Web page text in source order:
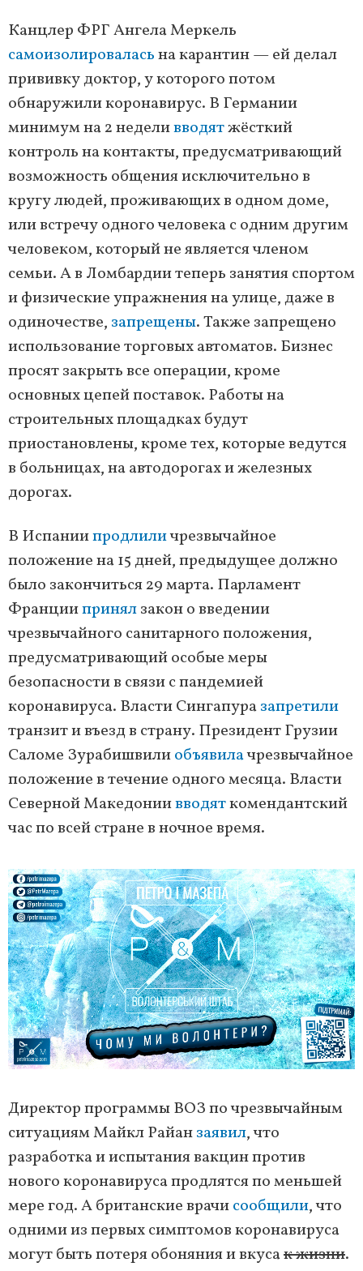
Канцлер ФРГ Ангела Меркель
самоизолироваласьна карантин — ей делал
прививку доктор, у которого потом
обнаружили коронавирус. В Германии
минимум на 2 неделивводятжёсткий
контроль на контакты, предусматривающий
возможность общения исключительно в
кругу людей, проживающих в одном доме,
или встречу одного человека с одним другим
человеком, который не является членом
семьи. А в Ломбардии теперь занятия спортом
и физические упражнения на улице, даже в
одиночестве, запрещены. Также запрещено
использование торговых автоматов. Бизнес
просят закрыть все операции, кроме
основных цепей поставок. Работы на
строительных площадках будут
приостановлены, кроме тех, которые ведутся
в больницах, на автодорогах и железных
дорогах.
В Испаниипродлиличрезвычайное
положение на 15 дней, предыдущее должно
было закончиться 29 марта. Парламент
Франциипринялзакон о введении
чрезвычайного санитарного положения,
предусматривающий особые меры
безопасности в связи с пандемией
коронавируса. Власти Сингапуразапретили
транзит и въезд в страну. Президент Грузии
Саломе Зурабишвилиобъявилачрезвычайное
положение в течение одного месяца. Власти
Северной Македониивводяткомендантский
час по всей стране в ночное время.
Директор программы ВОЗ по чрезвычайным
ситуациям Майкл Райанзаявил, что
разработка и испытания вакцин против
нового коронавируса продлятся по меньшей
мере год. А британские врачисообщили, что
одними из первых симптомов коронавируса
могут быть потеря обоняния и вкусак жизни.